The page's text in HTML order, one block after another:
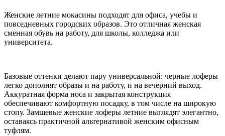
Женские летние мокасины подходят для офиса, учебы и
повседневных городских образов. Это отличная женская
сменная обувь на работу, для школы, колледжа или
университета.
Базовые оттенки делают пару универсальной: черные лоферы
легко дополнят образы и на работу, и на вечерний выход.
Аккуратная форма носа и закрытая конструкция
обеспечивают комфортную посадку, в том числе на широкую
стопу. Замшевые женские лоферы летние выглядят элегантно,
оставаясь практичной альтернативой женским офисным
туфлям.